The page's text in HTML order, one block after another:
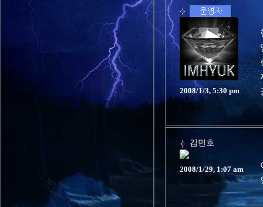
2008/1/3, 5:30 pm
김민호
2008/1/29, 1:07 am